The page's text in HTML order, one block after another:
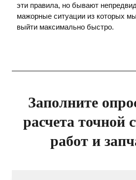
эти правила, но бывают
мажорные ситуации из которых
выйти максимально быстро.
Заполните
расчета точной
работ и